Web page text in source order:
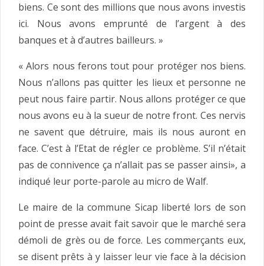
biens. Ce sont des millions que nous avons investis
ici. Nous avons emprunté de l’argent à des
banques et à d’autres bailleurs. »
« Alors nous ferons tout pour protéger nos biens.
Nous n’allons pas quitter les lieux et personne ne
peut nous faire partir. Nous allons protéger ce que
nous avons eu à la sueur de notre front. Ces nervis
ne savent que détruire, mais ils nous auront en
face. C’est à l’Etat de régler ce problème. S’il n’était
pas de connivence ça n’allait pas se passer ainsi», a
indiqué leur porte-parole au micro de Walf.
Le maire de la commune Sicap lib­erté lors de son
point de presse avait fait savoir que le marché sera
démoli de grès ou de force. Les commerçants eux,
se disent prêts à y laisser leur vie face à la décision